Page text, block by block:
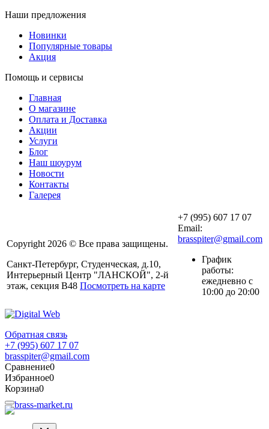
Наши предложения
Новинки
Популярные товары
Акция
Помощь и сервисы
Главная
О магазине
Оплата и Доставка
Акции
Услуги
Блог
Наш шоурум
Новости
Контакты
Галерея
Copyright 2026 © Все права защищены.
Санкт-Петербург, Студенческая, д.10,
Интерьерный Центр "ЛАНСКОЙ", 2-й
этаж, секция В48 Посмотреть на карте
+7 (995) 607 17 07
Email:
brasspiter@gmail.com
График
работы:
ежедневно с
10:00 до 20:00
Обратная связь
+7 (995) 607 17 07
brasspiter@gmail.com
Сравнение0
Избранное0
Корзина0